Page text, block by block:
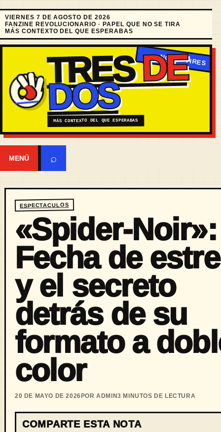
VIERNES 7 DE AGOSTO DE 2026
FANZINE REVOLUCIONARIO · PAPEL QUE NO SE TIRA
MÁS CONTEXTO DEL QUE ESPERABAS
TRESDE
DOS
MÁS CONTEXTO DEL QUE ESPERABAS
MENÚ ⌕
ESPECTACULOS
«Spider-Noir»:
Fecha de
y el secreto
detrás de su
formato a
color
20 DE MAYO DE 2026 POR ADMIN3 MINUTOS DE LECTURA
COMPARTE ESTA NOTA